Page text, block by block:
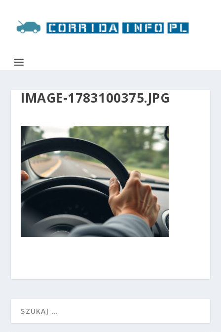
IMAGE-1783100375.JPG